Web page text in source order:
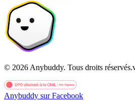
© 2026 Anybuddy. Tous droits réservés.
Anybuddy sur Facebook